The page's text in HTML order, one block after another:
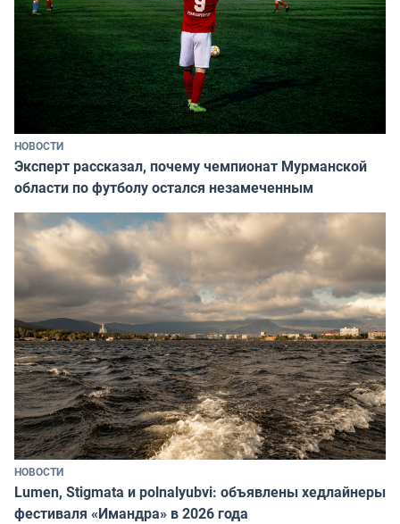
НОВОСТИ
Эксперт рассказал, почему чемпионат Мурманской
области по футболу остался незамеченным
НОВОСТИ
Lumen, Stigmata и polnalyubvi: объявлены хедлайнеры
фестиваля «Имандра» в 2026 года